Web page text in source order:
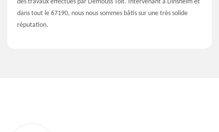
des travaux effectués par Demouss'Toit. Intervenant à Dinsheim et
dans tout le 67190, nous nous sommes bâtis sur une très solide
réputation.